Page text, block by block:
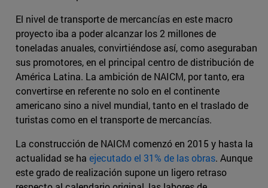
El nivel de transporte de mercancías en este macro
proyecto iba a poder alcanzar los 2 millones de
toneladas anuales, convirtiéndose así, como aseguraban
sus promotores, en el principal centro de distribución de
América Latina. La ambición de NAICM, por tanto, era
convertirse en referente no solo en el continente
americano sino a nivel mundial, tanto en el traslado de
turistas como en el transporte de mercancías.
La construcción de NAICM comenzó en 2015 y hasta la
actualidad se ha ejecutado el 31% de las obras. Aunque
este grado de realización supone un ligero retraso